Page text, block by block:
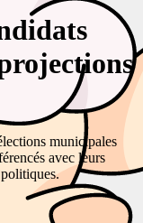
municipales
avec leurs